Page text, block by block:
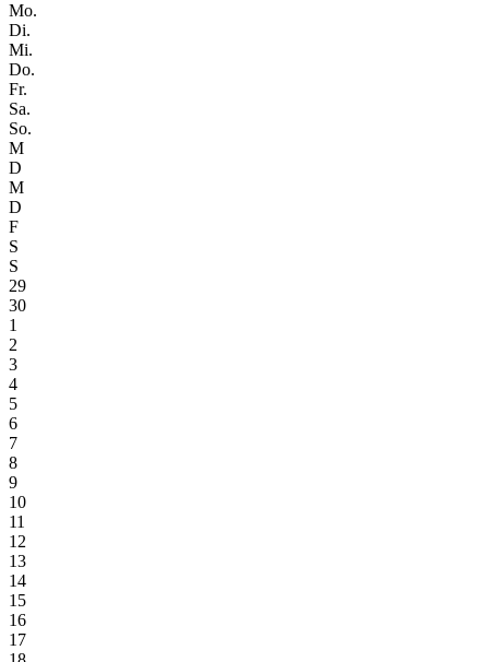
Mo.
Di.
Mi.
Do.
Fr.
Sa.
So.
M
D
M
D
F
S
S
29
30
1
2
3
4
5
6
7
8
9
10
11
12
13
14
15
16
17